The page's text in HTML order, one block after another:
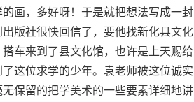
画，多好呀！于是就把想法写成一封
版社很快回信了，要他找新化县文化
车来到了县文化馆，也许是上天赐给
这位求学的少年。袁老师被这位诚实
保留的把学美术的一些要素详细地讲